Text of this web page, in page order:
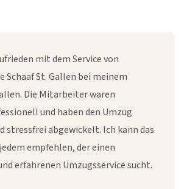
mit dem Service von
Schaaf St. Gallen bei meinem
Die Mitarbeiter waren
und haben den Umzug
stressfrei abgewickelt. Ich kann das
empfehlen, der einen
erfahrenen Umzugsservice sucht.